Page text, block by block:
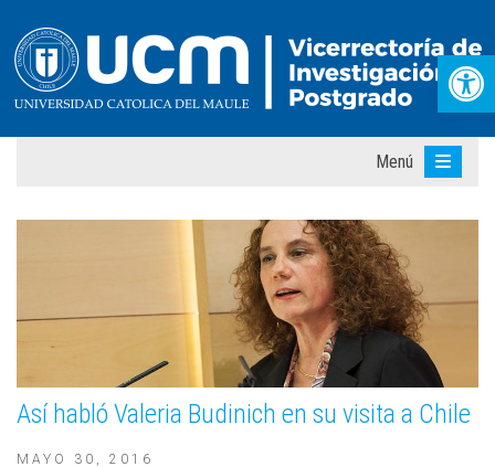
Menú
Así habló Valeria Budinich en su visita a Chile
MAYO 30, 2016